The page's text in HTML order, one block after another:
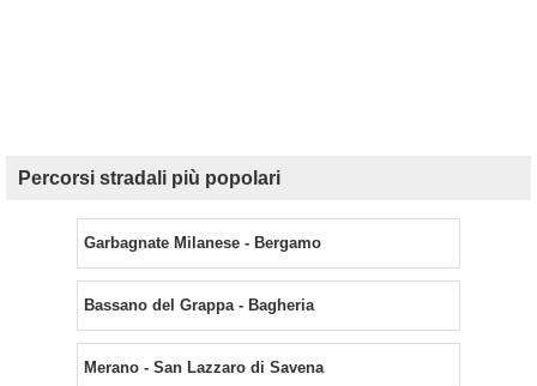
Percorsi stradali più popolari
Garbagnate Milanese - Bergamo
Bassano del Grappa - Bagheria
Merano - San Lazzaro di Savena